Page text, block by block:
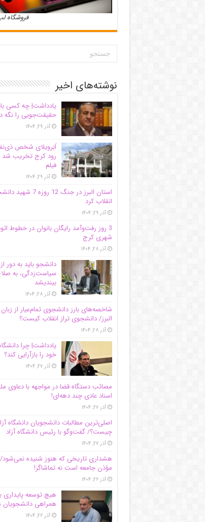
فروشگاه
نوشته‌های اخیر
یادداشت| ‌چه کسی
حقیقت‌جویی را نگه
آذر ۲۹, ۱۴۰۴
اَبَر‌ویلای شخص
رود کرج تخریب شد
فیلم
آذر ۲۹, ۱۴۰۴
استان البرز در جنگ 12
انقلاب کرد
آذر ۲۹, ۱۴۰۴
3 روز رفت‌وآمد رایگان بانوان در خطوط
شهری کرج
آذر ۲۸, ۱۴۰۴
دانشجو باید به دور از
سیاست‌زدگی، به
بیندیشد
آذر ۲۸, ۱۴۰۴
شاخصه‌های بارز دانشجوی تمام‌عیار از زبان
البرز/ دانشجوی تراز انقلاب کیست؟
آذر ۲۸, ۱۴۰۴
یادداشت| چرا
خود را بازآرایی کند؟
آذر ۲۷, ۱۴۰۴
مصائب دستگاه قضا در مواجهه با دعاوی
اسناد عادی چند‌ دهه‌ای!
آذر ۲۷, ۱۴۰۴
اصلی‌ترین مطالبات دانشجویان دانشگاه
چیست؟/ گفت‌وگو با رئیس دانشگاه آز‌اد
آذر ۲۷, ۱۴۰۴
هشداری تاریخی که هنوز شنیده
مؤذن جامعه است نه تماشاگر!
آذر ۲۶, ۱۴۰۴
هیچ توسعه پایداری
همراهی
آذر ۲۶, ۱۴۰۴